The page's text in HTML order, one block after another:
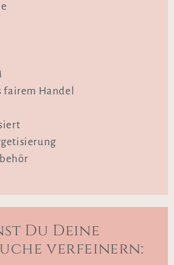
fairem Handel
Du Deine
verfeinern: